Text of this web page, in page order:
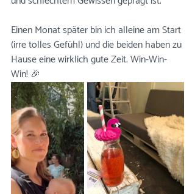
Einen Monat später bin ich alleine am Start
(irre tolles Gefühl) und die beiden haben zu
Hause eine wirklich gute Zeit. Win-Win-
Win! 🎉